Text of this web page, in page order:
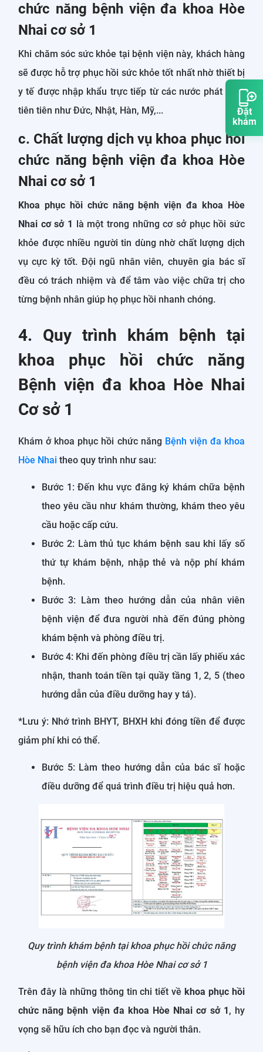
Đặt
khám
chức năng bệnh viện đa khoa Hòe
Nhai cơ sở 1
Khi chăm sóc sức khỏe tại bệnh viện này, khách hàng
sẽ được hỗ trợ phục hồi sức khỏe tốt nhất nhờ thiết bị
y tế được nhập khẩu trực tiếp từ các nước phát triển
tiên tiên như Đức, Nhật, Hàn, Mỹ,...
c. Chất lượng dịch vụ khoa phục hồi
chức năng bệnh viện đa khoa Hòe
Nhai cơ sở 1
Khoa phục hồi chức năng bệnh viện đa khoa Hòe
Nhai cơ sở 1
là một trong những cơ sở phục hồi sức
khỏe được nhiều người tin dùng nhờ chất lượng dịch
vụ cực kỳ tốt. Đội ngũ nhân viên, chuyên gia bác sĩ
đều có trách nhiệm và để tâm vào việc chữa trị cho
từng bệnh nhân giúp họ phục hồi nhanh chóng.
4. Quy trình khám bệnh tại
khoa phục hồi chức năng
Bệnh viện đa khoa Hòe Nhai
Cơ sở 1
Khám ở khoa phục hồi chức năng Bệnh viện đa khoa
Hòe Nhai theo quy trình như sau:
Bước 1: Đến khu vực đăng ký khám chữa bệnh
theo yêu cầu như khám thường, khám theo yêu
cầu hoặc cấp cứu.
Bước 2: Làm thủ tục khám bệnh sau khi lấy số
thứ tự khám bệnh, nhập thẻ và nộp phí khám
bệnh.
Bước 3: Làm theo hướng dẫn của nhân viên
bệnh viện để đưa người nhà đến đúng phòng
khám bệnh và phòng điều trị.
Bước 4: Khi đến phòng điều trị cần lấy phiếu xác
nhận, thanh toán tiền tại quầy tầng 1, 2, 5 (theo
hướng dẫn của điều dưỡng hay y tá).
*Lưu ý: Nhớ trình BHYT, BHXH khi đóng tiền để được
giảm phí khi có thể.
Bước 5: Làm theo hướng dẫn của bác sĩ hoặc
điều dưỡng để quá trình điều trị hiệu quả hơn.
Quy trình khám bệnh tại khoa phục hồi chức năng
bệnh viện đa khoa Hòe Nhai cơ sở 1
Trên đây là những thông tin chi tiết vềkhoa phục hồi
chức năng bệnh viện đa khoa Hòe Nhai cơ sở 1, hy
vọng sẽ hữu ích cho bạn đọc và người thân.